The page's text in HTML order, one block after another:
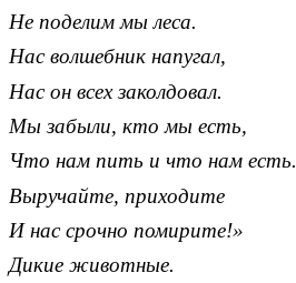
Не поделим мы леса.
Нас волшебник напугал,
Нас он всех заколдовал.
Мы забыли, кто мы есть,
Что нам пить и что нам есть.
Выручайте, приходите
И нас срочно помирите!»
Дикие животные.